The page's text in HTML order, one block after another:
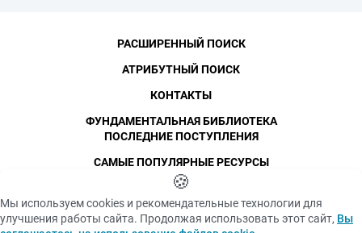
СПбПУ, 1996-2026
Авторские права и персональные данные
Фотографии размещены с согласия
изображённых лиц в соответствии
Политика конфиденциальности
РАСШИРЕННЫЙ ПОИСК
АТРИБУТНЫЙ ПОИСК
КОНТАКТЫ
ФУНДАМЕНТАЛЬНАЯ БИБЛИОТЕКА
ПОСЛЕДНИЕ ПОСТУПЛЕНИЯ
САМЫЕ ПОПУЛЯРНЫЕ РЕСУРСЫ
🍪
Мы используем cookies и рекомендательные технологии для
улучшения работы сайта. Продолжая использовать этот сайт, Вы